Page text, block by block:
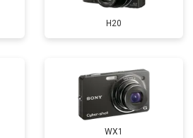
H20
WX1